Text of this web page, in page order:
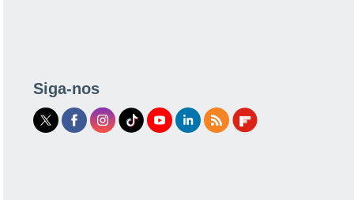
Siga-nos